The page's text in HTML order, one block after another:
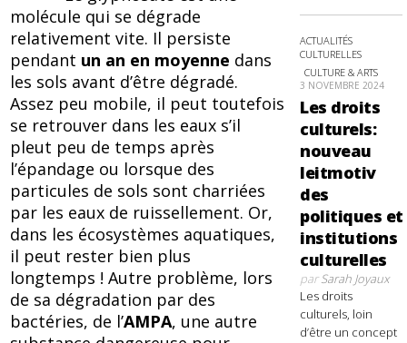
molécule qui se dégrade
relativement vite. Il persiste
pendant un an en moyenne dans
les sols avant d’être dégradé.
Assez peu mobile, il peut toutefois
se retrouver dans les eaux s’il
pleut peu de temps après
l’épandage ou lorsque des
particules de sols sont charriées
par les eaux de ruissellement. Or,
dans les écosystèmes aquatiques,
il peut rester bien plus
longtemps ! Autre problème, lors
de sa dégradation par des
bactéries, de l’AMPA, une autre
ACTUALITÉS
CULTURELLES
CULTURE & ARTS
3 NOVEMBRE 2024
Les droits
culturels:
nouveau
leitmotiv
des
politiques et
institutions
culturelles
parSarah Joyaux
Les droits
culturels, loin
d’être un concept